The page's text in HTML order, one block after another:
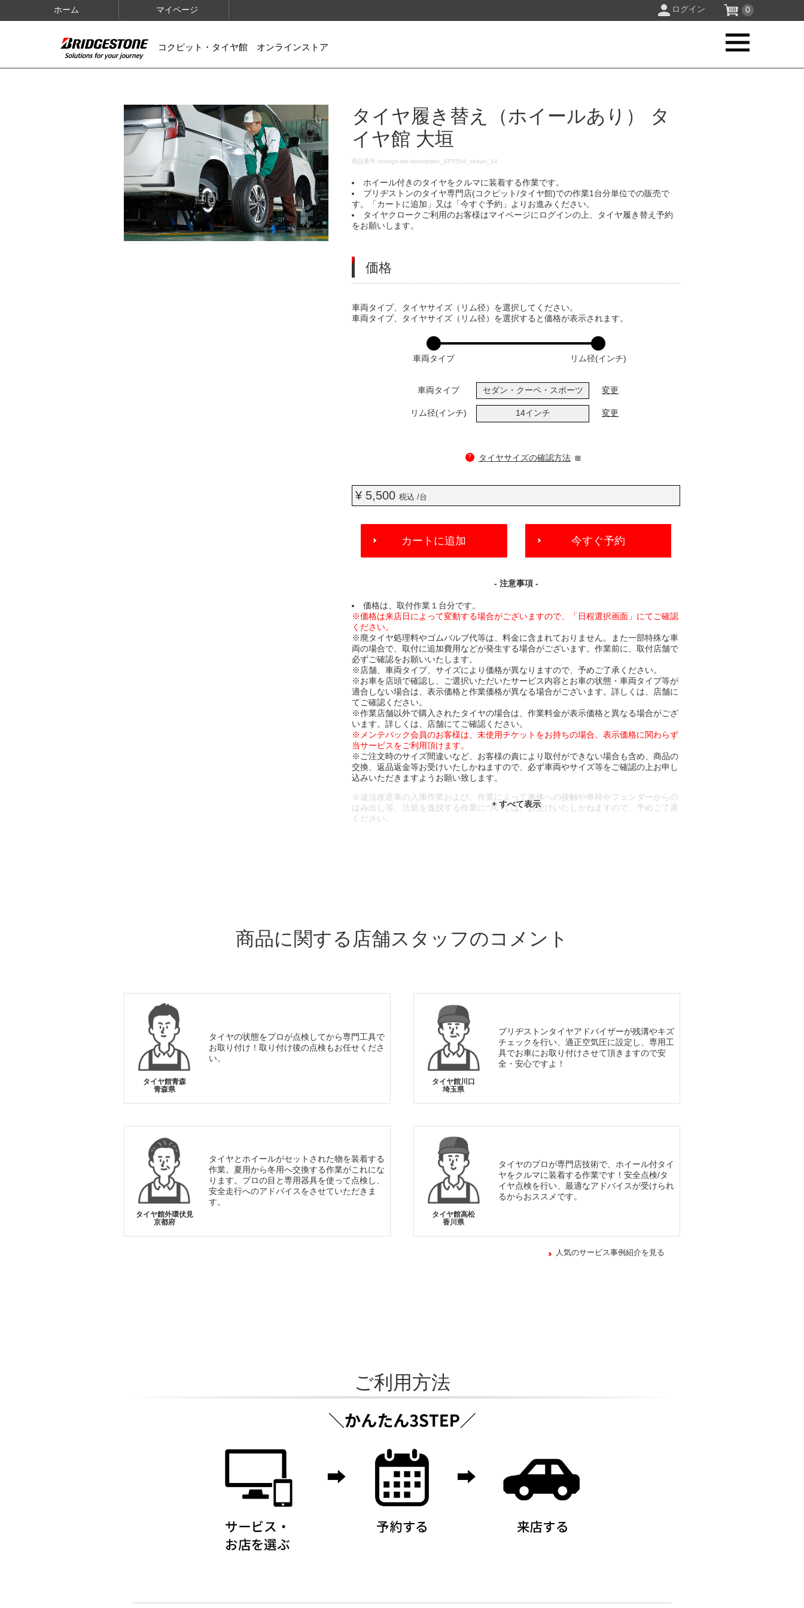
ホーム マイページ ログイン 0
コクピット・タイヤ館 オンラインストア
IMAGES
タイヤ履き替え（ホイールあり） タ
イヤ館 大垣
DETAILS
商品番号change-tire-desorption_SP5554_sedan_14
ホイール付きのタイヤをクルマに装着する作業です。
ブリヂストンのタイヤ専門店(コクピット/タイヤ館)での作業1台分単位での販売で
す。「カートに追加」又は「今すぐ予約」よりお進みください。
タイヤクロークご利用のお客様はマイページにログインの上、タイヤ履き替え予約
をお願いします。
価格
VARIATIONS
車両タイプ、タイヤサイズ（リム径）を選択してください。
車両タイプ、タイヤサイズ（リム径）を選択すると価格が表示されます。
車両タイプ リム径(インチ)
車両タイプ セダン・クーペ・スポーツ 変更
リム径(インチ) 14インチ 変更
? タイヤサイズの確認方法
¥ 5,500税込 /台
ADD
CART
カートに追加 今すぐ予約
- 注意事項 -
価格は、取付作業１台分です。
※価格は来店日によって変動する場合がございますので、「日程選択画面」にてご確認
ください。
※廃タイヤ処理料やゴムバルブ代等は、料金に含まれておりません。また一部特殊な車
両の場合で、取付に追加費用などが発生する場合がございます。作業前に、取付店舗で
必ずご確認をお願いいたします。
※店舗、車両タイプ、サイズにより価格が異なりますので、予めご了承ください。
※お車を店頭で確認し、ご選択いただいたサービス内容とお車の状態・車両タイプ等が
適合しない場合は、表示価格と作業価格が異なる場合がございます。詳しくは、店舗に
てご確認ください。
※作業店舗以外で購入されたタイヤの場合は、作業料金が表示価格と異なる場合がござ
います。詳しくは、店舗にてご確認ください。
※メンテパック会員のお客様は、未使用チケットをお持ちの場合、表示価格に関わらず
当サービスをご利用頂けます。
※ご注文時のサイズ間違いなど、お客様の責により取付ができない場合も含め、商品の
交換、返品返金等お受けいたしかねますので、必ず車両やサイズ等をご確認の上お申し
込みいただきますようお願い致します。
※違法改造車の入庫作業および、作業によって車体への接触や車枠やフェンダーからの
はみ出し等、法規を逸脱する作業については、お受けいたしかねますので、予めご了承
ください。
商品に関する店舗スタッフのコメント
タイヤ館青森
青森県
タイヤの状態をプロが点検してから専門工具で
お取り付け！取り付け後の点検もお任せくださ
い。
タイヤ館川口
埼玉県
ブリヂストンタイヤアドバイザーが残溝やキズ
チェックを行い、適正空気圧に設定し、専用工
具でお車にお取り付けさせて頂きますので安
全・安心ですよ！
タイヤ館外環伏見
京都府
タイヤとホイールがセットされた物を装着する
作業。夏用から冬用へ交換する作業がこれにな
ります。プロの目と専用器具を使って点検し、
安全走行へのアドバイスをさせていただきま
す。
タイヤ館高松
香川県
タイヤのプロが専門店技術で、ホイール付タイ
ヤをクルマに装着する作業です！安全点検/タ
イヤ点検を行い、最適なアドバイスが受けられ
るからおススメです。
人気のサービス事例紹介を見る
ご利用方法